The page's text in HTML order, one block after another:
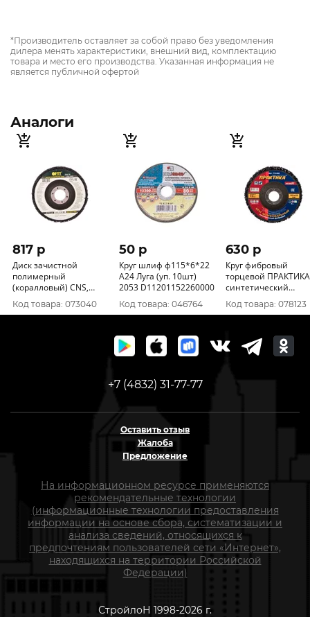
*Производитель оставляет за собой право без уведомления
дилера менять характеристики, внешний вид, комплектацию
товара и место его производства. Указанная информация не
является публичной офертой
Аналоги
817 p
Диск зачистной
полимерный
(коралловый) CNS,
посадочный диаметр
22, 2 мм, 115 мм 39610
Код товара: 073040
50 p
Круг шлиф ф115*6*22
А24 Луга (уп. 10шт)
2053 D11201152260000
Код товара: 046764
630 p
Круг фибровый
торцевой ПРАКТИКА
синтетический
(коралловый) 125 x
мм шлифовальный
Код товара: 078123
+7 (4832) 31-77-77
Оставить отзыв
Жалоба
Предложение
На информационном ресурсе применяются
рекомендательные технологии
(информационные технологии предоставления
информации на основе сбора, систематизации и
анализа сведений, относящихся к
предпочтениям пользователей сети «Интернет»,
находящихся на территории Российской
Федерации)
СтройлоН 1998-2026 г.